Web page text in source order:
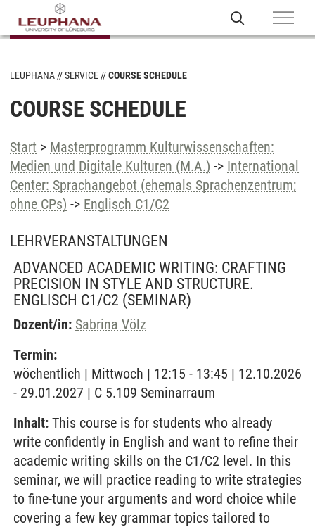
LEUPHANA SERVICE COURSE SCHEDULE
COURSE SCHEDULE
Start > Masterprogramm Kulturwissenschaften:
Medien und Digitale Kulturen (M.A.) -> International
Center: Sprachangebot (ehemals Sprachenzentrum;
ohne CPs) -> Englisch C1/C2
LEHRVERANSTALTUNGEN
ADVANCED ACADEMIC WRITING: CRAFTING
PRECISION IN STYLE AND STRUCTURE.
ENGLISCH C1/C2 (SEMINAR)
Dozent/in: Sabrina Völz
Termin:
wöchentlich | Mittwoch | 12:15 - 13:45 | 12.10.2026
- 29.01.2027 | C 5.109 Seminarraum
Inhalt: This course is for students who already
write confidently in English and want to refine their
academic writing skills on the C1/C2 level. In this
seminar, we will practice reading to write strategies
to fine-tune your arguments and word choice while
covering a few key grammar topics tailored to